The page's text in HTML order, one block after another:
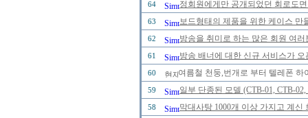
64 정회원에게만 공개되었던 회로도
63 보드형태의 제품을 위한 케이스 만
62 방송을 취미로 하는 많은 회원 여
61 방송 배너에 대한 신규 서비스가
60 여름철 천둥,번개로 부터 텔레폰
59 일부 단종된 모델 (CTB-01, CTB-
58 막대사탕 1000개 이상 가지고 계